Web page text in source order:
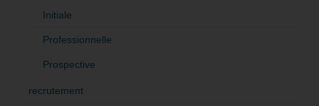
Initiale
Professionnelle
Prospective
recrutement